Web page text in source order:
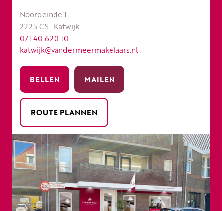
Noordeinde 1
2225 CS Katwijk
071 40 620 10
katwijk@vandermeermakelaars.nl
BELLEN MAILEN
ROUTE PLANNEN